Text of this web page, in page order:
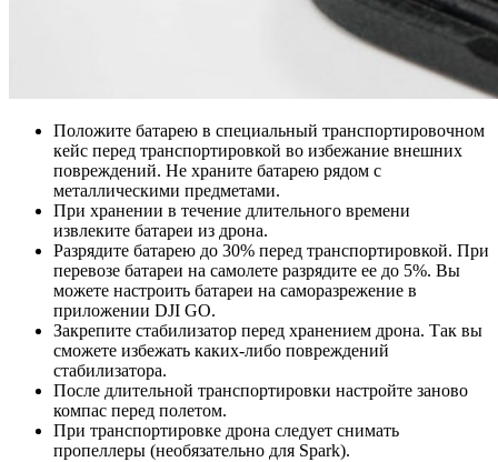
Положите батарею в специальный транспортировочном
кейс перед транспортировкой во избежание внешних
повреждений. Не храните батарею рядом с
металлическими предметами.
При хранении в течение длительного времени
извлеките батареи из дрона.
Разрядите батарею до 30% перед транспортировкой. При
перевозе батареи на самолете разрядите ее до 5%. Вы
можете настроить батареи на саморазрежение в
приложении DJI GO.
Закрепите стабилизатор перед хранением дрона. Так вы
сможете избежать каких-либо повреждений
стабилизатора.
После длительной транспортировки настройте заново
компас перед полетом.
При транспортировке дрона следует снимать
пропеллеры (необязательно для Spark).